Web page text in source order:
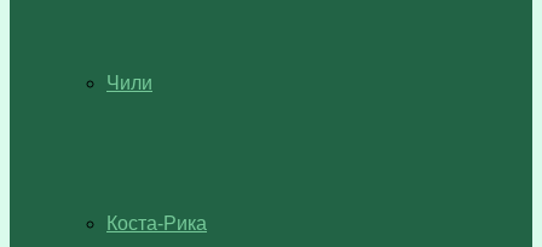
Чили
Коста-Рика